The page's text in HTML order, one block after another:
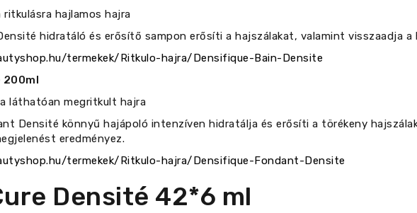
hajlamos hajra
hidratáló és erősítő sampon erősíti a hajszálakat, valamint visszaadja
termekek/Ritkulo-hajra/Densifique-Bain-Densite
200ml
láthatóan megritkult hajra
Densité könnyű hajápoló intenzíven hidratálja és erősíti a törékeny
eredményez.
termekek/Ritkulo-hajra/Densifique-Fondant-Densite
Densité 42*6 ml